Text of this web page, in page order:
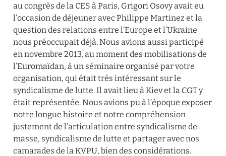
au congrès de la CES à Paris, Grigori Osovy avait eu
l’occasion de déjeuner avec Philippe Martinez et la
question des relations entre l’Europe et l’Ukraine
nous préoccupait déjà. Nous avions aussi participé
en novembre 2013, au moment des mobilisations de
l’Euromaïdan, à un séminaire organisé par votre
organisation, qui était très intéressant sur le
syndicalisme de lutte. Il avait lieu à Kiev et la CGT y
était représentée. Nous avions pu à l’époque exposer
notre longue histoire et notre compréhension
justement de l’articulation entre syndicalisme de
masse, syndicalisme de lutte et partager avec nos
camarades de la KVPU, bien des considérations.